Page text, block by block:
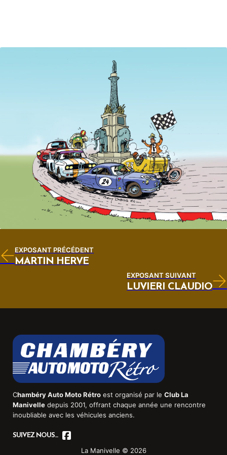
EXPOSANT PRÉCÉDENT
MARTIN HERVÉ
EXPOSANT SUIVANT
LUVIERI CLAUDIO
Chambéry Auto Moto Rétroest organisé par le Club La
Manivelledepuis 2001, offrant chaque année une rencontre
inoubliable avec les véhicules anciens.
SUIVEZ NOUS...
La Manivelle © 2026